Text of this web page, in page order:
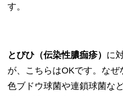
す。
とびひ（伝染性膿痂疹） に
が、こちらはOKです。な
色ブドウ球菌や連鎖球菌な